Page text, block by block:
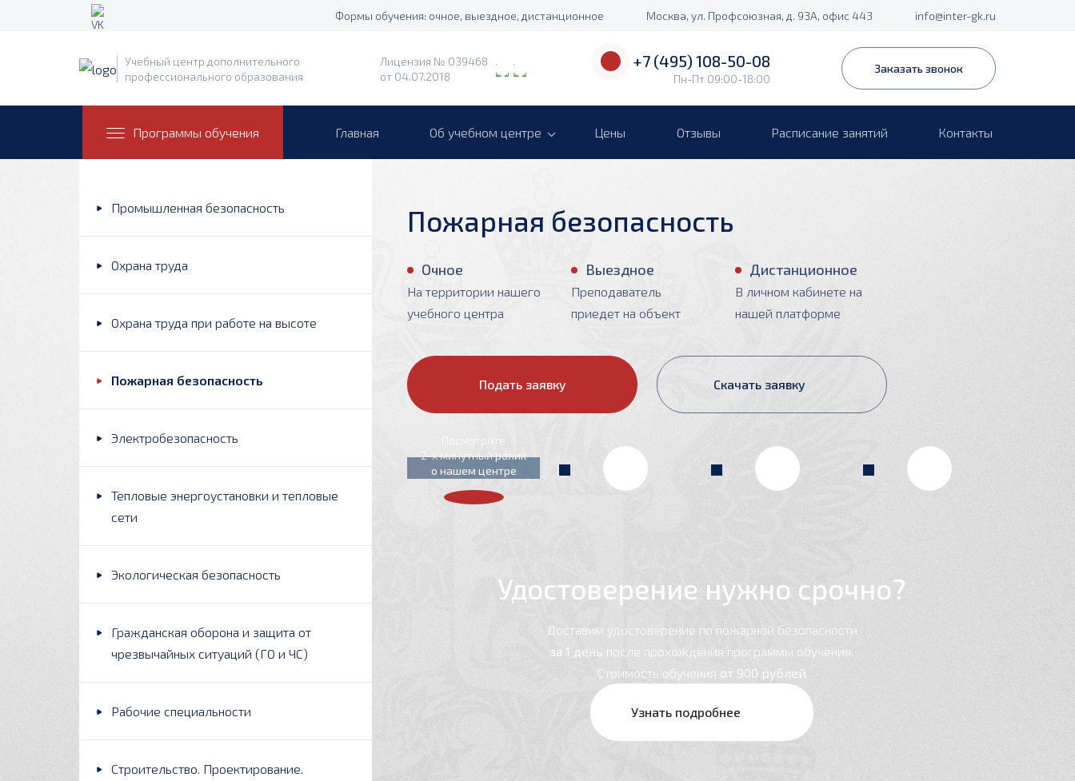
Формы обучения: очное, выездное, дистанционное Москва, ул. Профсоюзная, д. 93А, офис 443 info@inter-gk.ru
Учебный центр дополнительного
профессионального образования
Лицензия № 039468
от 04.07.2018
+7 (495) 108-50-08
Пн-Пт 09:00-18:00
Заказать звонок
Программы обучения Главная Об учебном центре Цены Отзывы Расписание занятий Контакты
Промышленная безопасность
Охрана труда
Охрана труда при работе на высоте
Пожарная безопасность
Электробезопасность
Тепловые энергоустановки и тепловые
сети
Экологическая безопасность
Гражданская оборона и защита от
чрезвычайных ситуаций (ГО и ЧС)
Рабочие специальности
Строительство. Проектирование.
Пожарная безопасность
Очное
На территории нашего
учебного центра
Выездное
Преподаватель
приедет на объект
Дистанционное
В личном кабинете на
нашей платформе
Подать заявку Скачать заявку
Посмотрите
2-x минутныйролик
о нашем центре
Удостоверение нужно срочно?
Доставим удостоверение по пожарной безопасности
за 1 день после прохождения программы обучения.
Стоимость обучения от 900 рублей
Узнать подробнее